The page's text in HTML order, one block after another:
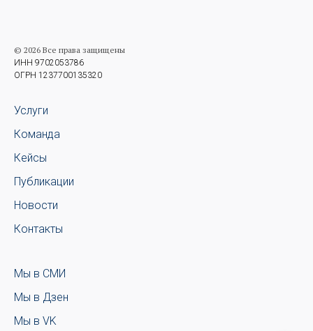
© 2026 Все права защищены
ИНН 9702053786
ОГРН 1237700135320
Услуги
Команда
Кейсы
Публикации
Новости
Контакты
Мы в СМИ
Мы в Дзен
Мы в VK